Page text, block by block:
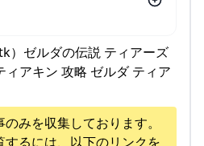
）ゼルダの伝説 ティアーズ
アキン 攻略 ゼルダ ティア
みを収集しております。
するには、以下のリンクを